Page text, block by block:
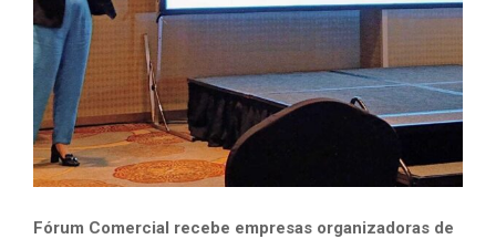
Fórum Comercial recebe empresas organizadoras de